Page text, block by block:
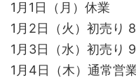
1月1日（月）休業
1月2日（火）初売り
1月3日（水）初売り
1月4日（木）通常営